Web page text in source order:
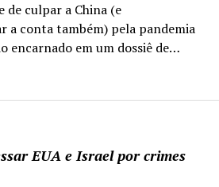
EUA e Israel por crimes
de culpar a China (e
a conta também) pela pandemia
encarnado em um dossiê de…